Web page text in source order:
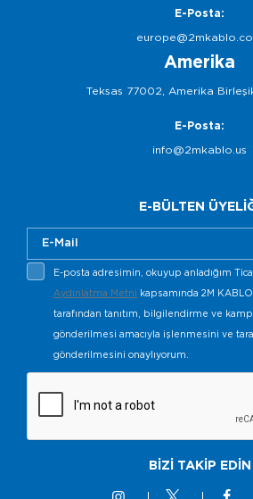
E-Posta:
Amerika
Teksas 77002, Amerika
E-Posta:
info@2mkablo.us
E-BÜLTEN
E-posta adresimin, okuyup anladığım
Aydınlatma Metni kapsamında 2M
tarafından tanıtım, bilgilendirme ve
gönderilmesi amacıyla işlenmesini ve
gönderilmesini onaylıyorum.
BİZİ TAKİP EDİN